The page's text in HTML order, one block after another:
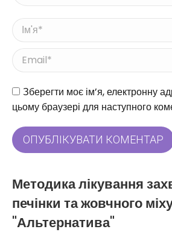
Ім'я *
Email *
Веб-сайт
Зберегти моє ім’я, електронну
цьому браузері для наступного
ОПУБЛІКУВАТИ КОМЕНТАР
Методика лікування
печінки та жовчного
"Альтернатива"